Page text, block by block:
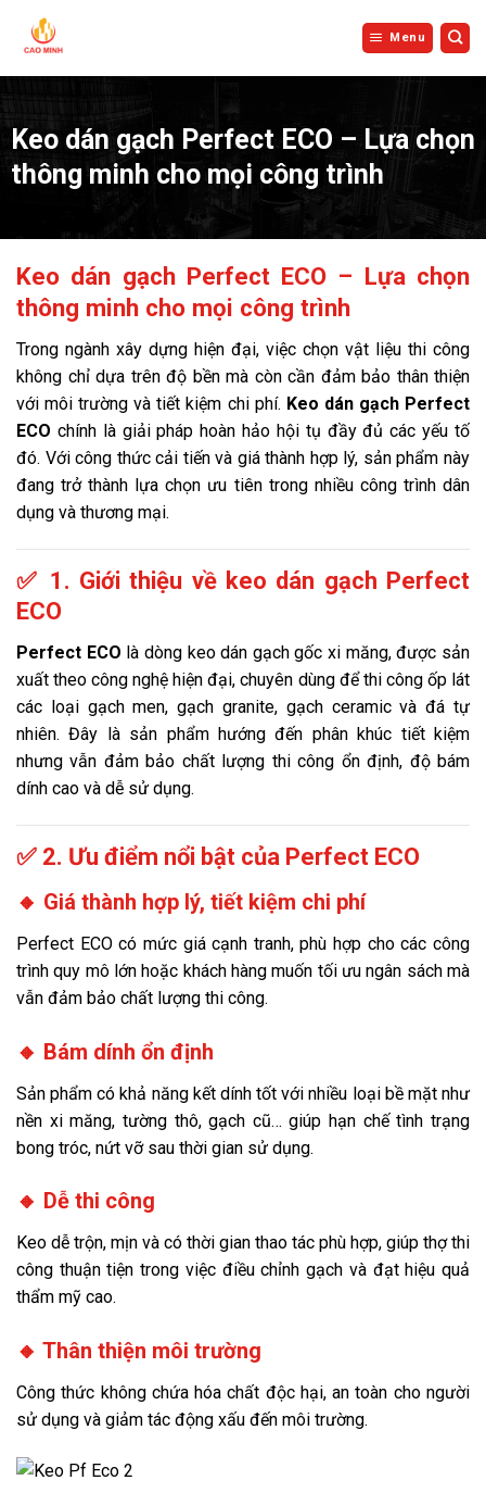
Menu
Keo dán gạch Perfect ECO – Lựa chọn
thông minh cho mọi công trình
Keo dán gạch Perfect ECO – Lựa chọn
thông minh cho mọi công trình
Trong ngành xây dựng hiện đại, việc chọn vật liệu thi công
không chỉ dựa trên độ bền mà còn cần đảm bảo thân thiện
với môi trường và tiết kiệm chi phí. Keo dán gạch Perfect
ECO chính là giải pháp hoàn hảo hội tụ đầy đủ các yếu tố
đó. Với công thức cải tiến và giá thành hợp lý, sản phẩm này
đang trở thành lựa chọn ưu tiên trong nhiều công trình dân
dụng và thương mại.
✅ 1. Giới thiệu về keo dán gạch Perfect
ECO
Perfect ECO là dòng keo dán gạch gốc xi măng, được sản
xuất theo công nghệ hiện đại, chuyên dùng để thi công ốp lát
các loại gạch men, gạch granite, gạch ceramic và đá tự
nhiên. Đây là sản phẩm hướng đến phân khúc tiết kiệm
nhưng vẫn đảm bảo chất lượng thi công ổn định, độ bám
dính cao và dễ sử dụng.
✅ 2. Ưu điểm nổi bật của Perfect ECO
🔸 Giá thành hợp lý, tiết kiệm chi phí
Perfect ECO có mức giá cạnh tranh, phù hợp cho các công
trình quy mô lớn hoặc khách hàng muốn tối ưu ngân sách mà
vẫn đảm bảo chất lượng thi công.
🔸 Bám dính ổn định
Sản phẩm có khả năng kết dính tốt với nhiều loại bề mặt như
nền xi măng, tường thô, gạch cũ… giúp hạn chế tình trạng
bong tróc, nứt vỡ sau thời gian sử dụng.
🔸 Dễ thi công
Keo dễ trộn, mịn và có thời gian thao tác phù hợp, giúp thợ thi
công thuận tiện trong việc điều chỉnh gạch và đạt hiệu quả
thẩm mỹ cao.
🔸 Thân thiện môi trường
Công thức không chứa hóa chất độc hại, an toàn cho người
sử dụng và giảm tác động xấu đến môi trường.